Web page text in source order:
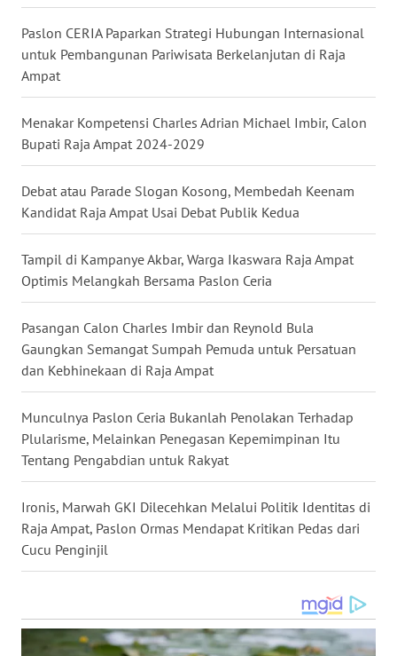
Paslon CERIA Paparkan Strategi Hubungan Internasional
untuk Pembangunan Pariwisata Berkelanjutan di Raja
Ampat
Menakar Kompetensi Charles Adrian Michael Imbir, Calon
Bupati Raja Ampat 2024-2029
Debat atau Parade Slogan Kosong, Membedah Keenam
Kandidat Raja Ampat Usai Debat Publik Kedua
Tampil di Kampanye Akbar, Warga Ikaswara Raja Ampat
Optimis Melangkah Bersama Paslon Ceria
Pasangan Calon Charles Imbir dan Reynold Bula
Gaungkan Semangat Sumpah Pemuda untuk Persatuan
dan Kebhinekaan di Raja Ampat
Munculnya Paslon Ceria Bukanlah Penolakan Terhadap
Plularisme, Melainkan Penegasan Kepemimpinan Itu
Tentang Pengabdian untuk Rakyat
Ironis, Marwah GKI Dilecehkan Melalui Politik Identitas di
Raja Ampat, Paslon Ormas Mendapat Kritikan Pedas dari
Cucu Penginjil
WN
KALTARA
WN
KALSEL
WN
KALTIM
WN
WN
SULUT
WN
MALUKU
MALUT
WN
DAIRI
WN
DANAU